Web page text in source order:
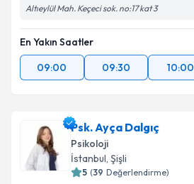
Altıeylül Mah. Keçeci sok. no:17 kat 3
En Yakın Saatler
09:00
09:30 10:00
Psk. Ayça Dalgıç
Psikoloji
İstanbul, Şişli
5 (39 Değerlendirme)